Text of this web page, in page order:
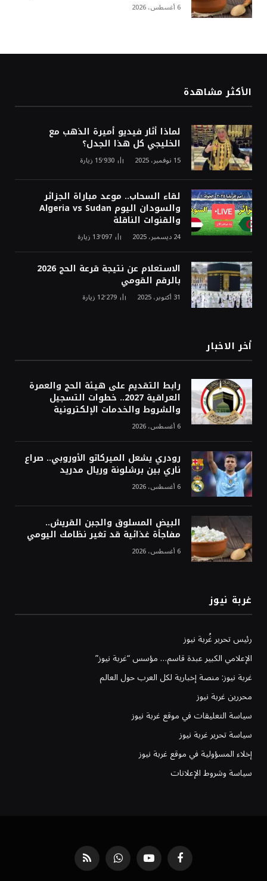
6 أغسطس، 2026
الأكثر مشاهدة
لماذا أثار فيديو أميرة الذهب مع
الخليجي كل هذا الجدل؟
15 نوفمبر، 2025 15٬930 زيارة
لقاء السحاب.. موعد مباراة الجزائر
والسودان اليوم Algeria vs Sudan
والقنوات الناقلة
24 ديسمبر، 2025 13٬097 زيارة
الاستعلام عن نتيجة قرعة الحج 2026
بالرقم القومي
31 أكتوبر، 2025 12٬279 زيارة
أخر الاخبار
رابط التقديم على هيئة الحج والعمرة
العراقية 2027.. خطوات التسجيل
والشروط والخدمات الإلكترونية
6 أغسطس، 2026
رودري يشعل الميركاتو الأوروبي.. صراع
ناري بين برشلونة وريال مدريد
6 أغسطس، 2026
البيض المسلوق والجبن القريش..
مفاجأة غذائية قد تغير نظامك اليومي
6 أغسطس، 2026
غربة نيوز
رئيس تحرير غُربة نيوز
الإعلامي الكبير عبدة قاسم… مؤسس “غربة نيوز”
غربة نيوز: منصة إخبارية لكل العرب حول العالم
محررين غربة نيوز
سياسة التعليقات في موقع غربة نيوز
سياسة تحرير غربة نيوز
إخلاء المسؤولية في موقع غربة نيوز
سياسة وشروط الإعلانات
فيسبوك يوتيوب واتساب RSS